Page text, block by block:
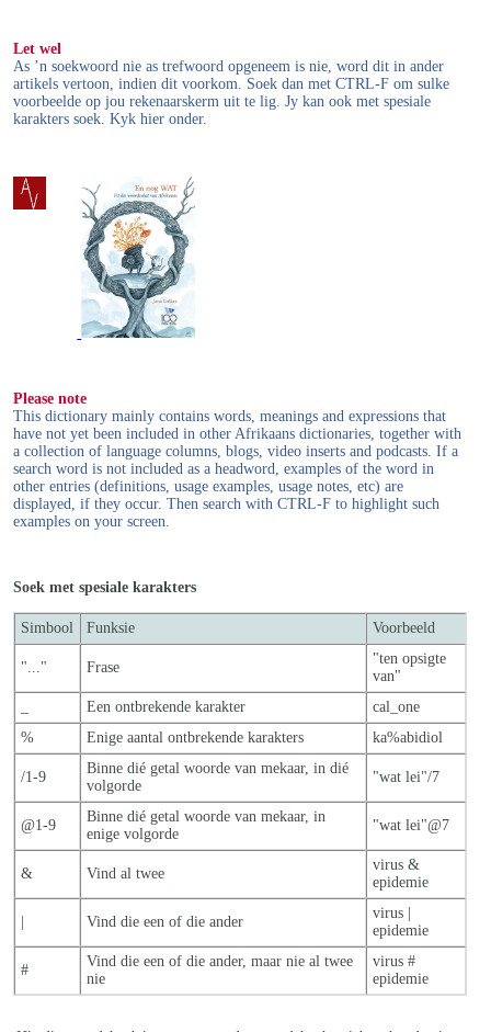
Let wel
As ’n soekwoord nie as trefwoord opgeneem is nie, word dit in ander
artikels vertoon, indien dit voorkom. Soek dan met CTRL-F om sulke
voorbeelde op jou rekenaarskerm uit te lig. Jy kan ook met spesiale
karakters soek. Kyk hier onder.
Please note
This dictionary mainly contains words, meanings and expressions that
have not yet been included in other Afrikaans dictionaries, together with
a collection of language columns, blogs, video inserts and podcasts. If a
search word is not included as a headword, examples of the word in
other entries (definitions, usage examples, usage notes, etc) are
displayed, if they occur. Then search with CTRL-F to highlight such
examples on your screen.
Soek met spesiale karakters
Simbool Funksie Voorbeeld
"..." Frase
"ten opsigte
van"
Een ontbrekende karakter
cal_one
%
Enige aantal ontbrekende karakters ka%abidiol
/1-9
Binne dié getal woorde van mekaar, in dié
volgorde
"wat lei"/7
@1-9
Binne dié getal woorde van mekaar, in
enige volgorde
"wat lei"@7
& Vind al twee
virus &
epidemie
Vind die een of die ander
virus |
epidemie
#
Vind die een of die ander, maar nie al twee
nie
virus #
epidemie